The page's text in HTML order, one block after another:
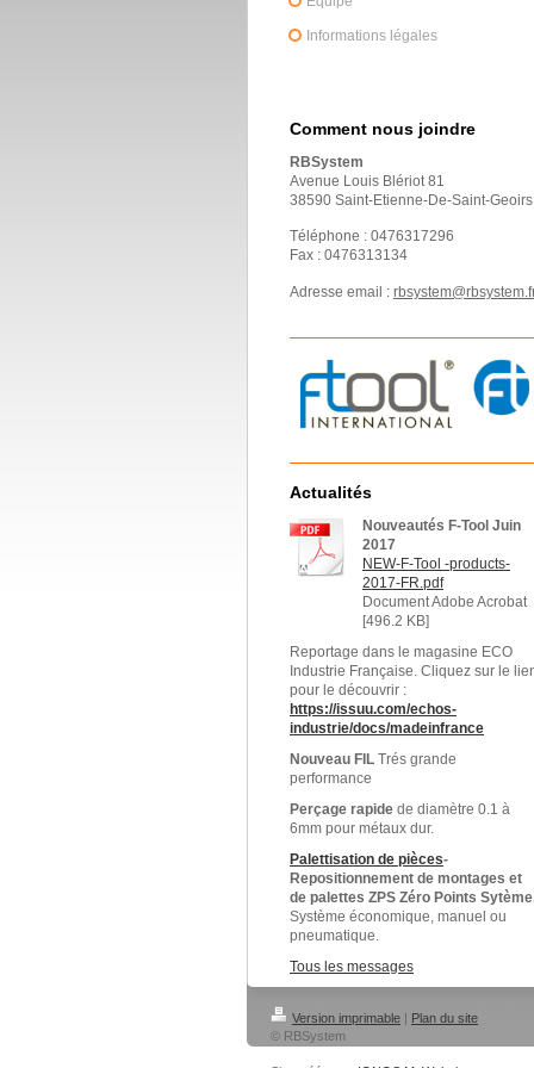
Informations légales
Comment nous joindre
RBSystem
Avenue Louis Blériot 81
38590 Saint-Etienne-De-Saint-Geoirs
Téléphone : 0476317296
Fax : 0476313134
Adresse email :
Actualités
Nouveautés F-Tool Juin
2017
NEW-F-Tool -products-
2017-FR.pdf
Document Adobe Acrobat
[496.2 KB]
Reportage dans le magasine ECO
Industrie Française. Cliquez sur le
pour le découvrir :
https://issuu.com/echos-
industrie/docs/madeinfrance
Nouveau FIL Trés grande
performance
Perçage rapide de diamètre 0.1 à
6mm pour métaux dur.
Palettisation de pièces-
Repositionnement de montages et
de palettes ZPS Zéro Points
Système économique, manuel ou
pneumatique.
Tous les messages
Version imprimable | Plan du site
© RBSystem